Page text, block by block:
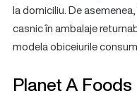
la domiciliu. De
casnic în ambalaje
modela obiceiurile
Planet A Foods